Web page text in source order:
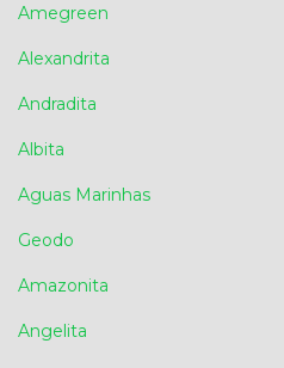
Amegreen
Alexandrita
Andradita
Albita
Aguas Marinhas
Geodo
Amazonita
Angelita